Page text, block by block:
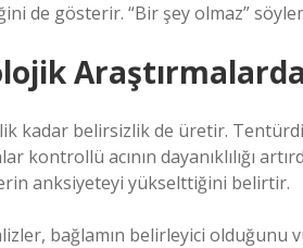
de gösterir. “Bir şey olmaz”
kadar belirsizlik de üretir.
kontrollü acının dayanıklılığı
anksiyeteyi yükselttiğini belirtir.
bağlamın belirleyici olduğunu